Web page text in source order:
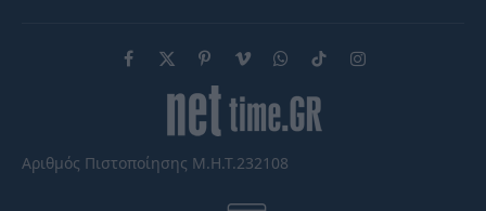
Facebook
X
(Twitter)
PinterestVimeoWhatsApp
TikTokInstagram
Αριθμός Πιστοποίησης Μ.Η.Τ.232108